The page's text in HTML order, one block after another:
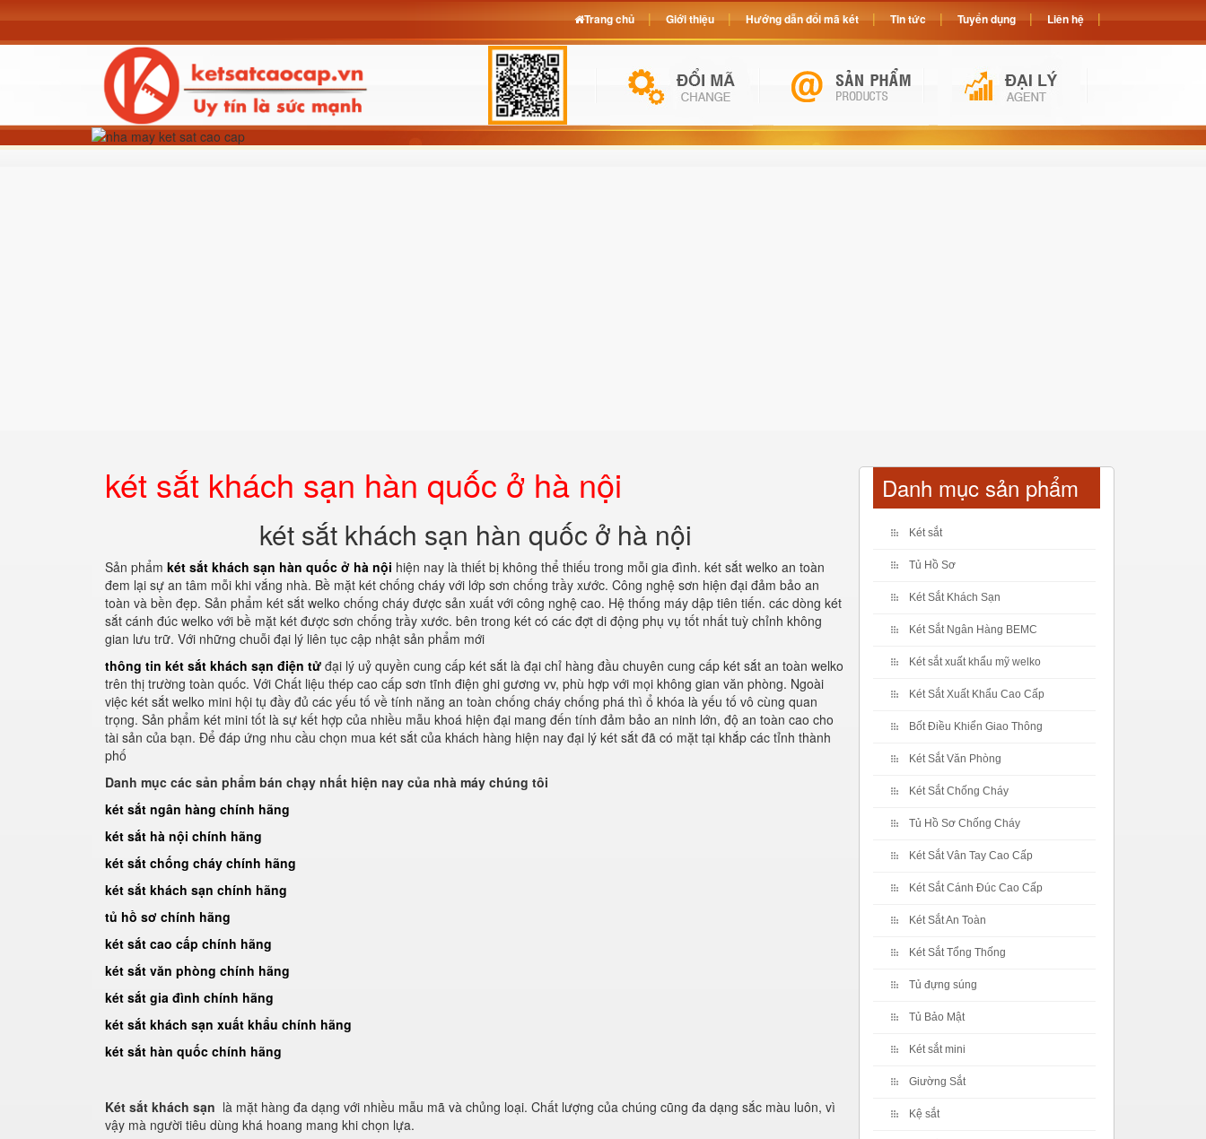
két sắt khách sạn hàn quốc ở hà nội
két sắt khách sạn hàn quốc ở hà nội
Sản phẩm két sắt khách sạn hàn quốc ở hà nội hiện nay là thiết bị không thể thiếu trong mỗi gia đình. két sắt welko an toàn
đem lại sự an tâm mỗi khi vắng nhà. Bề mặt két chống cháy với lớp sơn chống trầy xước. Công nghệ sơn hiện đại đảm bảo an
toàn và bền đẹp. Sản phẩm két sắt welko chống cháy được sản xuất với công nghệ cao. Hệ thống máy dập tiên tiến. các dòng két
sắt cánh đúc welko với bề mặt két được sơn chống trầy xước. bên trong két có các đợt di động phụ vụ tốt nhất tuỳ chỉnh không
gian lưu trữ. Với những chuỗi đại lý liên tục cập nhật sản phẩm mới
thông tin két sắt khách sạn điện tử đại lý uỷ quyền cung cấp két sắt là đại chỉ hàng đầu chuyên cung cấp két sắt an toàn welko
trên thị trường toàn quốc. Với Chất liệu thép cao cấp sơn tĩnh điện ghi gương vv, phù hợp với mọi không gian văn phòng. Ngoài
việc két sắt welko mini hội tụ đầy đủ các yếu tố về tính năng an toàn chống cháy chống phá thì ổ khóa là yếu tố vô cùng quan
trọng. Sản phẩm két mini tốt là sự kết hợp của nhiều mẫu khoá hiện đại mang đến tính đảm bảo an ninh lớn, độ an toàn cao cho
tài sản của bạn. Để đáp ứng nhu cầu chọn mua két sắt của khách hàng hiện nay đại lý két sắt đã có mặt tại khắp các tỉnh thành
phố
Danh mục các sản phẩm bán chạy nhất hiện nay của nhà máy chúng tôi
két sắt ngân hàng chính hãng
két sắt hà nội chính hãng
két sắt chống cháy chính hãng
két sắt khách sạn chính hãng
tủ hồ sơ chính hãng
két sắt cao cấp chính hãng
két sắt văn phòng chính hãng
két sắt gia đình chính hãng
két sắt khách sạn xuất khẩu chính hãng
két sắt hàn quốc chính hãng
Két sắt khách sạn là mặt hàng đa dạng với nhiều mẫu mã và chủng loại. Chất lượng của chúng cũng đa dạng sắc màu luôn, vì
vậy mà người tiêu dùng khá hoang mang khi chọn lựa.
Danh mục sản phẩm
Két sắt
Tủ Hồ Sơ
Két Sắt Khách Sạn
Két Sắt Ngân Hàng BEMC
Két sắt xuất khẩu mỹ welko
Két Sắt Xuất Khẩu Cao Cấp
Bốt Điều Khiển Giao Thông
Két Sắt Văn Phòng
Két Sắt Chống Cháy
Tủ Hồ Sơ Chống Cháy
Két Sắt Vân Tay Cao Cấp
Két Sắt Cánh Đúc Cao Cấp
Két Sắt An Toàn
Két Sắt Tổng Thống
Tủ đựng súng
Tủ Bảo Mật
Két sắt mini
Giường Sắt
Kệ sắt
Trang chủ Giới thiệu Hướng dẫn đổi mã két Tin tức Tuyển dụng Liên hệ